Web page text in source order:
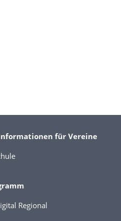
für Vereine